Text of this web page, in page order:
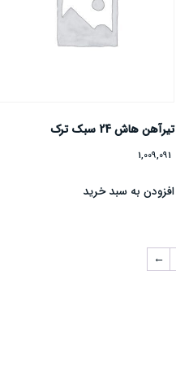
تیرآهن هاش 24 سبک ترک
1,009,091
افزودن به سبد خرید
←